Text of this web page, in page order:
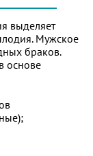
выделяет
Мужское
браков.
основе